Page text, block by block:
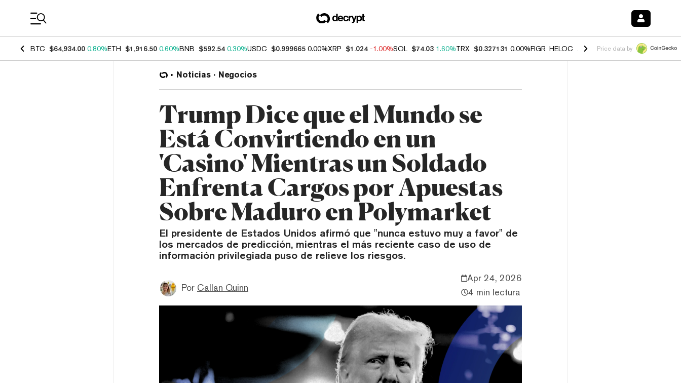
BTC $64,934.00 0.80%ETH $1,916.50 0.60%BNB $592.54 0.30%USDC $0.999665 0.00%XRP $1.024 -1.00%SOL $74.03 1.60%TRX $0.327131 0.00%FIGR_HELOC $1.029 1.20%HYPE $54.50 -
Price data by
Noticias Negocios
Trump Dice que el Mundo se
Está Convirtiendo en un
'Casino' Mientras un Soldado
Enfrenta Cargos por Apuestas
Sobre Maduro en Polymarket
El presidente de Estados Unidos afirmó que "nunca estuvo muy a favor" de
los mercados de predicción, mientras el más reciente caso de uso de
información privilegiada puso de relieve los riesgos.
Por Callan Quinn
Apr 24, 2026
4 min lectura